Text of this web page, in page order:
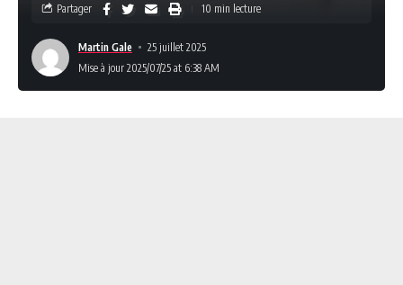
Martin Gale
25 juillet 2025
Mise à jour 2025/07/25 at 6:38 AM
Partager 10 min lecture